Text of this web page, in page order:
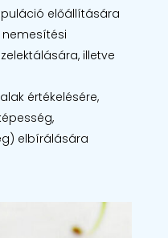
előállítására
illetve
értékelésére,
elbírálására